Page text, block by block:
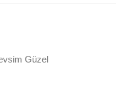
Güzel